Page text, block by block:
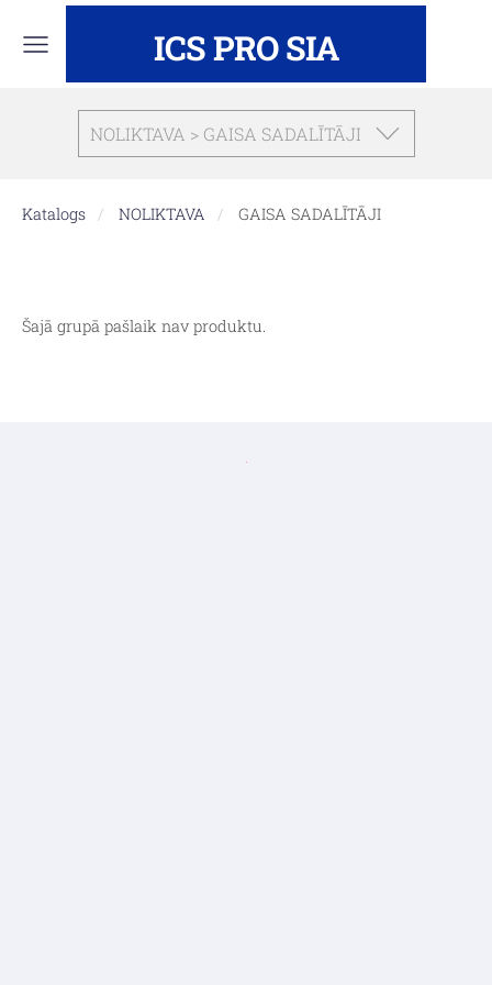
ICS PRO SIA
NOLIKTAVA > GAISA SADALĪTĀJI
Katalogs NOLIKTAVA GAISA SADALĪTĀJI
Šajā grupā pašlaik nav produktu.
.